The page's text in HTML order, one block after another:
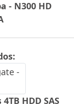
- N300 HD
HDD SAS